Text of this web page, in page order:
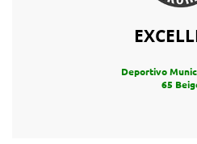
Deportivo
65